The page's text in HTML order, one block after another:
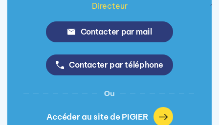
Directeur
Contacter par mail
Contacter par téléphone
Ou
Accéder au site de PIGIER